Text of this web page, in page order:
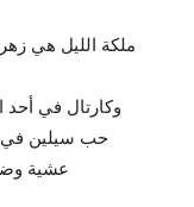
ملكة الليل هي
وكارتال في أحد
حب سيلين في
عشية